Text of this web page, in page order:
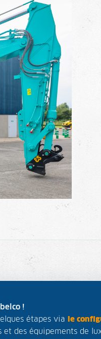
!
étapes via
le
des équipements de